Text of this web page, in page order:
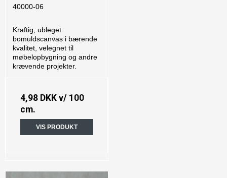
40000-06
Kraftig, ubleget
bomuldscanvas i bærende
kvalitet, velegnet til
møbelopbygning og andre
krævende projekter.
4,98 DKK v/ 100
cm.
VIS PRODUKT